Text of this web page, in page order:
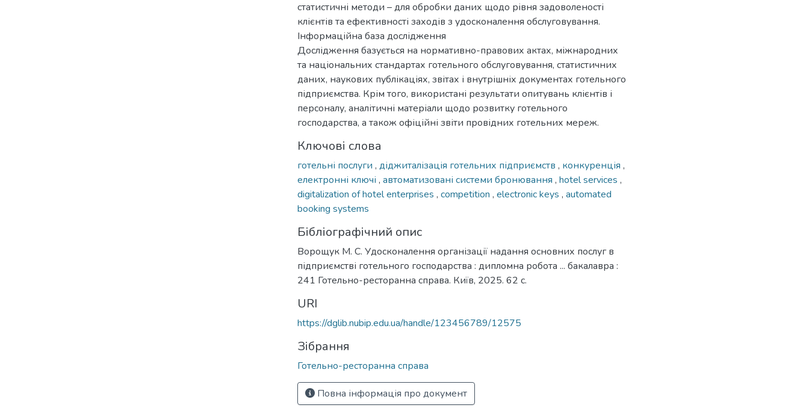
статистичні методи – для обробки даних щодо рівня задоволеності
клієнтів та ефективності заходів з удосконалення обслуговування.
Інформаційна база дослідження
Дослідження базується на нормативно-правових актах, міжнародних
та національних стандартах готельного обслуговування, статистичних
даних, наукових публікаціях, звітах і внутрішніх документах готельного
підприємства. Крім того, використані результати опитувань клієнтів і
персоналу, аналітичні матеріали щодо розвитку готельного
господарства, а також офіційні звіти провідних готельних мереж.
Ключові слова
готельні послуги , діджиталізація готельних підприємств , конкуренція ,
електронні ключі , автоматизовані системи бронювання , hotel services ,
digitalization of hotel enterprises , competition , electronic keys , automated
booking systems
Бібліографічний опис
Ворощук М. С. Удосконалення організації надання основних послуг в
підприємстві готельного господарства : дипломна робота ... бакалавра :
241 Готельно-ресторанна справа. Київ, 2025. 62 с.
URI
https://dglib.nubip.edu.ua/handle/123456789/12575
Зібрання
Готельно-ресторанна справа
Повна інформація про документ